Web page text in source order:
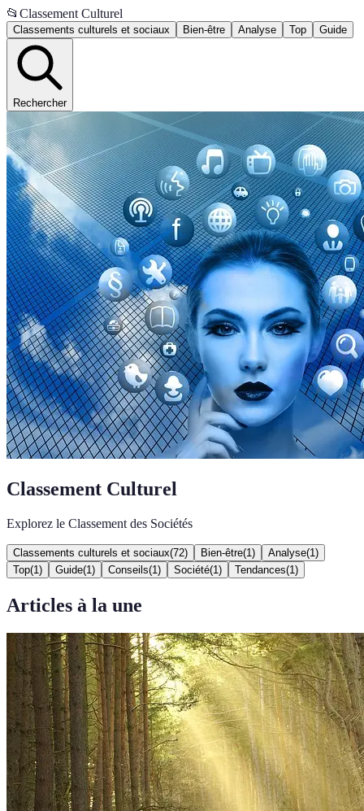
📂 Classement Culturel
Classements culturels et sociaux Bien-être Analyse Top Guide
Rechercher
Classement Culturel
Explorez le Classement des Sociétés
Classements culturels et sociaux(72) Bien-être(1 ) Analyse(1 )
Top(1 ) Guide(1 ) Conseils(1 ) Société(1 ) Tendances(1 )
Articles à la une